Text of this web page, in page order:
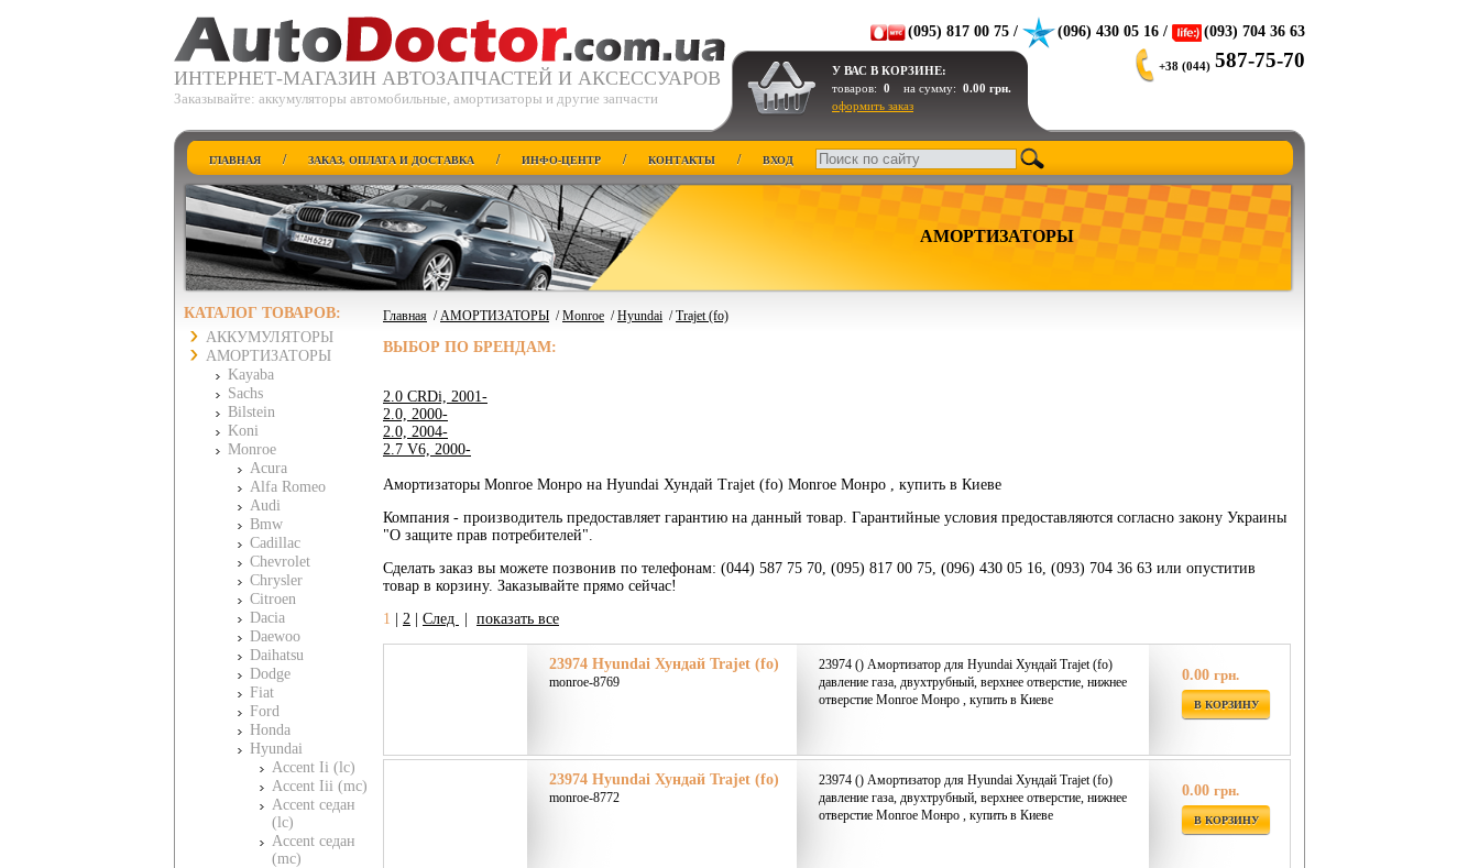
ИНТЕРНЕТ-МАГАЗИН АВТОЗАПЧАСТЕЙ И АКСЕССУАРОВ
Заказывайте: аккумуляторы автомобильные, амортизаторы и другие запчасти
(095) 817 00 75 / (096) 430 05 16 / (093) 704 36 63
У ВАС В КОРЗИНЕ:
товаров: 0 на сумму: 0.00 грн.
оформить заказ
+38 (044) 587-75-70
ГЛАВНАЯ / ЗАКАЗ, ОПЛАТА И ДОСТАВКА / ИНФО-ЦЕНТР / КОНТАКТЫ / ВХОД
АМОРТИЗАТОРЫ
КАТАЛОГ ТОВАРОВ:
АККУМУЛЯТОРЫ
АМОРТИЗАТОРЫ
Kayaba
Sachs
Bilstein
Koni
Monroe
Acura
Alfa Romeo
Audi
Bmw
Cadillac
Chevrolet
Chrysler
Citroen
Dacia
Daewoo
Daihatsu
Dodge
Fiat
Ford
Honda
Hyundai
Accent Ii (lc)
Accent Iii (mc)
Accent седан
(lc)
Accent седан
(mc)
Главная /АМОРТИЗАТОРЫ /Monroe /Hyundai /Trajet (fo)
ВЫБОР ПО БРЕНДАМ:
2.0 CRDi, 2001-
2.0, 2000-
2.0, 2004-
2.7 V6, 2000-
Амортизаторы Monroe Монро на Hyundai Хундай Trajet (fo) Monroe Монро , купить в Киеве
Компания - производитель предоставляет гарантию на данный товар. Гарантийные условия предоставляются согласно закону Украины
"О защите прав потребителей".
Сделать заказ вы можете позвонив по телефонам: (044) 587 75 70, (095) 817 00 75, (096) 430 05 16, (093) 704 36 63 или опуститив
товар в корзину. Заказывайте прямо сейчас!
1
2 След показать все
23974 Hyundai Хундай Trajet (fo)
monroe-8769
23974 () Амортизатор для Hyundai Хундай Trajet (fo)
давление газа, двухтрубный, верхнее отверстие, нижнее
отверстие Monroe Монро , купить в Киеве
0.00 грн.
В КОРЗИНУ
23974 Hyundai Хундай Trajet (fo)
monroe-8772
23974 () Амортизатор для Hyundai Хундай Trajet (fo)
давление газа, двухтрубный, верхнее отверстие, нижнее
отверстие Monroe Монро , купить в Киеве
0.00 грн.
В КОРЗИНУ